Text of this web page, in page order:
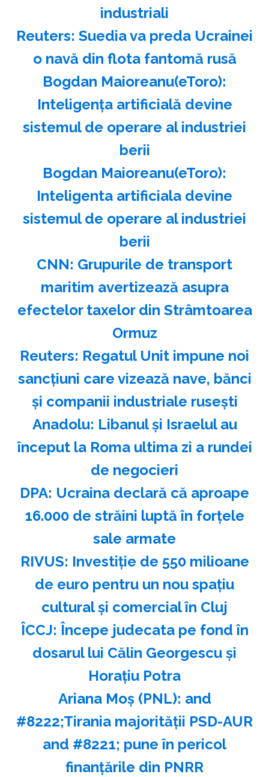
industriali
Reuters: Suedia va preda Ucrainei
o navă din flota fantomă rusă
Bogdan Maioreanu(eToro):
Inteligenţa artificială devine
sistemul de operare al industriei
berii
Bogdan Maioreanu(eToro):
Inteligenta artificiala devine
sistemul de operare al industriei
berii
CNN: Grupurile de transport
maritim avertizează asupra
efectelor taxelor din Strâmtoarea
Ormuz
Reuters: Regatul Unit impune noi
sancţiuni care vizează nave, bănci
şi companii industriale ruseşti
Anadolu: Libanul şi Israelul au
început la Roma ultima zi a rundei
de negocieri
DPA: Ucraina declară că aproape
16.000 de străini luptă în forţele
sale armate
RIVUS: Investiţie de 550 milioane
de euro pentru un nou spaţiu
cultural şi comercial în Cluj
ÎCCJ: Începe judecata pe fond în
dosarul lui Călin Georgescu şi
Horaţiu Potra
Ariana Moş (PNL): and
#8222;Tirania majorităţii PSD-AUR
and #8221; pune în pericol
finanţările din PNRR